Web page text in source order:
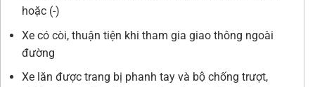
hoặc (-)
Xe có còi, thuận tiện khi tham gia giao thông ngoài
đường
Xe lăn được trang bị phanh tay và bộ chống trượt,